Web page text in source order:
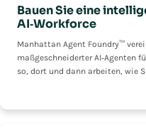
Bauen Sie eine
AI‑Workforce
Manhattan Agent Foundry™
maßgeschneiderter AI‑Agenten
so, dort und dann arbeiten, wie